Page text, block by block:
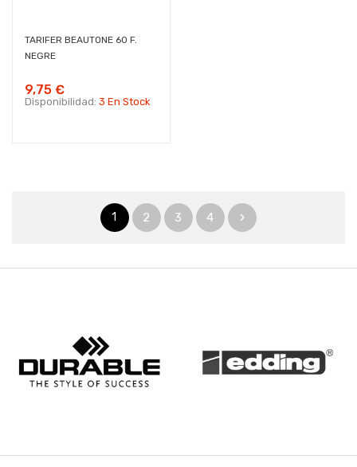
TARIFER BEAUTONE 60 F.
NEGRE
9,75 €
Disponibilidad: 3 En Stock
1 2 3 4 